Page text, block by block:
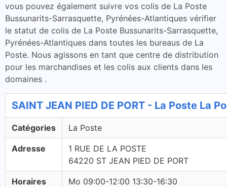
vous pouvez également suivre vos colis de La Poste
Bussunarits-Sarrasquette, Pyrénées-Atlantiques vérifier
le statut de colis de La Poste Bussunarits-Sarrasquette,
Pyrénées-Atlantiques dans toutes les bureaus de La
Poste. Nous agissons en tant que centre de distribution
pour les marchandises et les colis aux clients dans les
domaines .
SAINT JEAN PIED DE PORT - La Poste La
Catégories La Poste
Adresse
1 RUE DE LA POSTE
64220 ST JEAN PIED DE PORT
Horaires
Mo 09:00-12:00 13:30-16:30